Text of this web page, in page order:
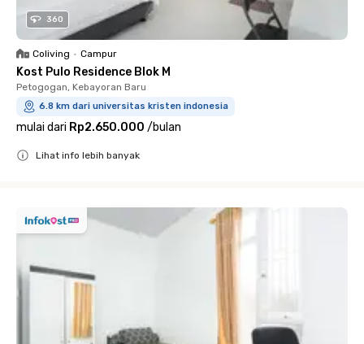
360
Coliving • Campur
Kost Pulo Residence Blok M
Petogogan, Kebayoran Baru
6.8 km dari universitas kristen indonesia
mulai dari Rp2.650.000 /bulan
Lihat info lebih banyak